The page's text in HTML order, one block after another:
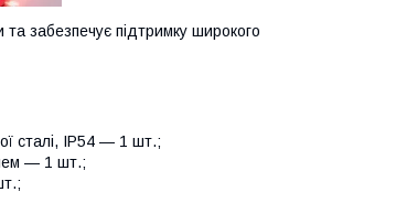
забезпечує підтримку широкого
сталі, IP54 — 1 шт.;
— 1 шт.;